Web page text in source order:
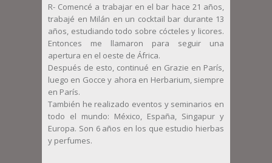
R- Comencé a trabajar en el bar hace 21 años,
trabajé en Milán en un cocktail bar durante 13
años, estudiando todo sobre cócteles y licores.
Entonces me llamaron para seguir una
apertura en el oeste de África.
Después de esto, continué en Grazie en París,
luego en Gocce y ahora en Herbarium, siempre
en París.
También he realizado eventos y seminarios en
todo el mundo: México, España, Singapur y
Europa. Son 6 años en los que estudio hierbas
y perfumes.